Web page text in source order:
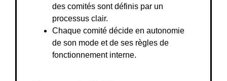
des comités sont définis par un
processus clair.
Chaque comité décide en autonomie
de son mode et de ses règles de
fonctionnement interne.